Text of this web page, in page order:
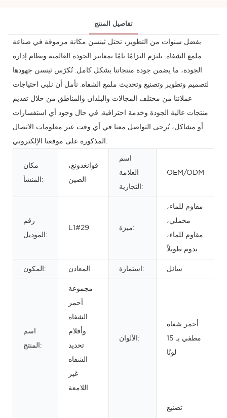
تفاصيل المنتج
بفضل سنوات من التطوير، تحتل ثينسن مكانة مرموقة في صناعة
ملمع الشفاه. نلتزم التزامًا تامًا بمعايير الجودة العالمية ونظام إدارة
الجودة، ما يضمن جودة منتجاتنا بشكل كامل. تُكرّس ثينسن جهودها
لتصميم وتطوير وتصنيع وتحديث ملمع الشفاه. نأمل أن نلبي احتياجات
عملائنا من مختلف المجالات والبلدان والمناطق من خلال تقديم
منتجات عالية الجودة وخدمة احترافية. في حال وجود أي استفسارات
أو مشاكل، يُرجى التواصل معنا في أي وقت عبر معلومات الاتصال
مكان
المنشأ:
قوانغدونغ،
الصين
اسم
العلامة
التجارية:
OEM/ODM
رقم
الموديل:
L1#29 ميزة:
مقاوم للماء،
مخملي،
مقاوم للماء،
يدوم طويلاً
المكون: المعادن استمارة: سائل
اسم
المنتج:
مجموعة
أحمر
الشفاه
وأقلام
تحديد
الشفاه
غير
اللامعة
الألوان:
أحمر شفاه
مطفي بـ 15
لونًا
تصنيع